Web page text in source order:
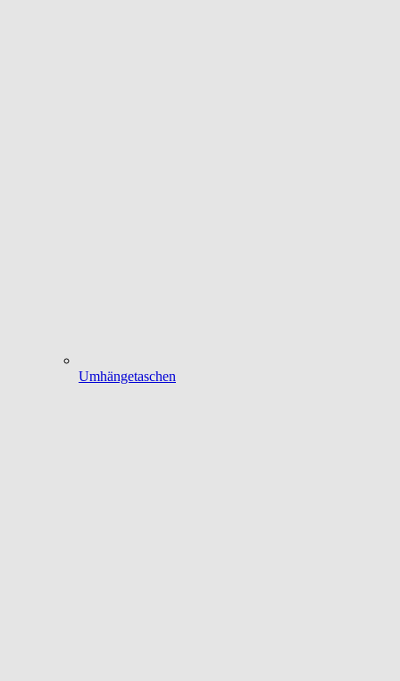
Umhängetaschen